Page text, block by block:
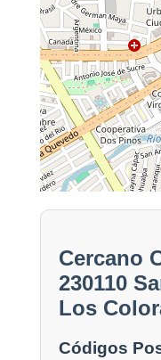
Cercano
230110
Los
Códigos